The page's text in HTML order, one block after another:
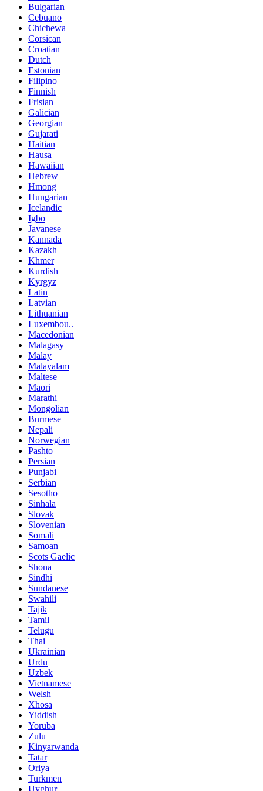
Bulgarian
Cebuano
Chichewa
Corsican
Croatian
Dutch
Estonian
Filipino
Finnish
Frisian
Galician
Georgian
Gujarati
Haitian
Hausa
Hawaiian
Hebrew
Hmong
Hungarian
Icelandic
Igbo
Javanese
Kannada
Kazakh
Khmer
Kurdish
Kyrgyz
Latin
Latvian
Lithuanian
Luxembou..
Macedonian
Malagasy
Malay
Malayalam
Maltese
Maori
Marathi
Mongolian
Burmese
Nepali
Norwegian
Pashto
Persian
Punjabi
Serbian
Sesotho
Sinhala
Slovak
Slovenian
Somali
Samoan
Scots Gaelic
Shona
Sindhi
Sundanese
Swahili
Tajik
Tamil
Telugu
Thai
Ukrainian
Urdu
Uzbek
Vietnamese
Welsh
Xhosa
Yiddish
Yoruba
Zulu
Kinyarwanda
Tatar
Oriya
Turkmen
Uyghur